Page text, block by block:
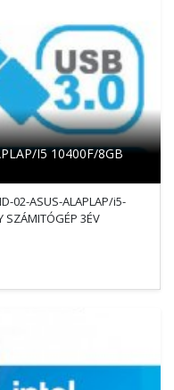
I5 10400F/8GB
02-ASUS-ALAPLAP/i5-
SZÁMITÓGÉP 3ÉV